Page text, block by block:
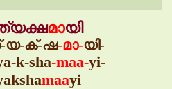
മായി
യ-ക്-ഷ-മാ-യി-
k-sha-maa-yi-
maayi